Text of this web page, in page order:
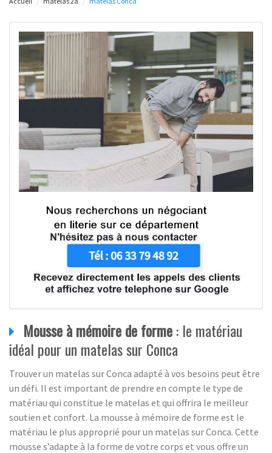
Mousse à mémoire de forme: le matériau
idéal pour un matelas sur Conca
Trouver un matelas sur Conca adapté à vos besoins peut être
un défi. Il est important de prendre en compte le type de
matériau qui constitue le matelas et qui offrira le meilleur
soutien et confort. La mousse à mémoire de forme est le
matériau le plus approprié pour un matelas sur Conca. Cette
mousse s’adapte à la forme de votre corps et vous offre un